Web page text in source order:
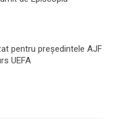
pentru preşedintele AJF
UEFA